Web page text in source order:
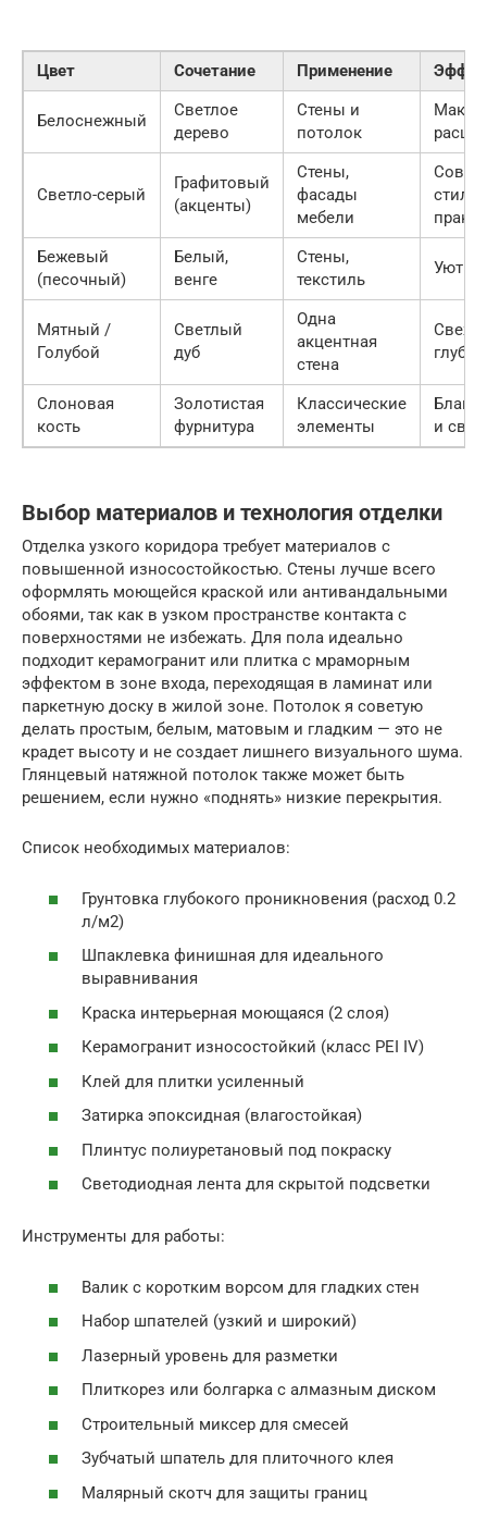
Цвет Сочетание Применение
Белоснежный
Светлое
дерево
Стены и
потолок
Светло-серый
Графитовый
(акценты)
Стены,
фасады
мебели
стиль,
Бежевый
(песочный)
Белый,
венге
Стены,
текстиль
Уют и
Мятный /
Голубой
Светлый
дуб
Одна
акцентная
стена
Слоновая
кость
Золотистая
фурнитура
Классические
элементы
и свет
Выбор материалов и технология отделки
Отделка узкого коридора требует материалов с
повышенной износостойкостью. Стены лучше всего
оформлять моющейся краской или антивандальными
обоями, так как в узком пространстве контакта с
поверхностями не избежать. Для пола идеально
подходит керамогранит или плитка с мраморным
эффектом в зоне входа, переходящая в ламинат или
паркетную доску в жилой зоне. Потолок я советую
делать простым, белым, матовым и гладким — это не
крадет высоту и не создает лишнего визуального шума.
Глянцевый натяжной потолок также может быть
решением, если нужно «поднять» низкие перекрытия.
Список необходимых материалов:
Грунтовка глубокого проникновения (расход 0.2
л/м2)
Шпаклевка финишная для идеального
выравнивания
Краска интерьерная моющаяся (2 слоя)
Керамогранит износостойкий (класс PEI IV)
Клей для плитки усиленный
Затирка эпоксидная (влагостойкая)
Плинтус полиуретановый под покраску
Светодиодная лента для скрытой подсветки
Инструменты для работы:
Валик с коротким ворсом для гладких стен
Набор шпателей (узкий и широкий)
Лазерный уровень для разметки
Плиткорез или болгарка с алмазным диском
Строительный миксер для смесей
Зубчатый шпатель для плиточного клея
Малярный скотч для защиты границ